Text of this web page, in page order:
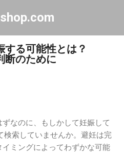
コンテンツに移動
する可能性とは？
断のために
ずなのに、もしかして妊娠して
検索していませんか。避妊は完
ミングによってわずかな可能